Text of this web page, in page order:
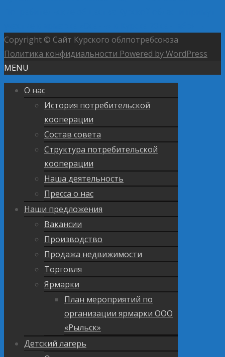
Copyright © Сайт Курского облпотребсоюза
Политика конфидиальности Powered by WordPress
MENU
О нас
История потребительской
кооперации
Состав совета
Структура потребительской
кооперации
Наша деятельность
Пресса о нас
Наши предложения
Вакансии
Производство
Продажа недвижимости
Торговля
Ярмарки
План мероприятий по
организации ярмарки ООО
«Рыльск»
Детский лагерь